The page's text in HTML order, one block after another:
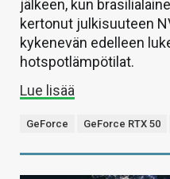
jälkeen, kun
kertonut julkisuuteen
kykenevän edelleen
hotspotlämpötilat.
Lue lisää
GeForce GeForce RTX 50